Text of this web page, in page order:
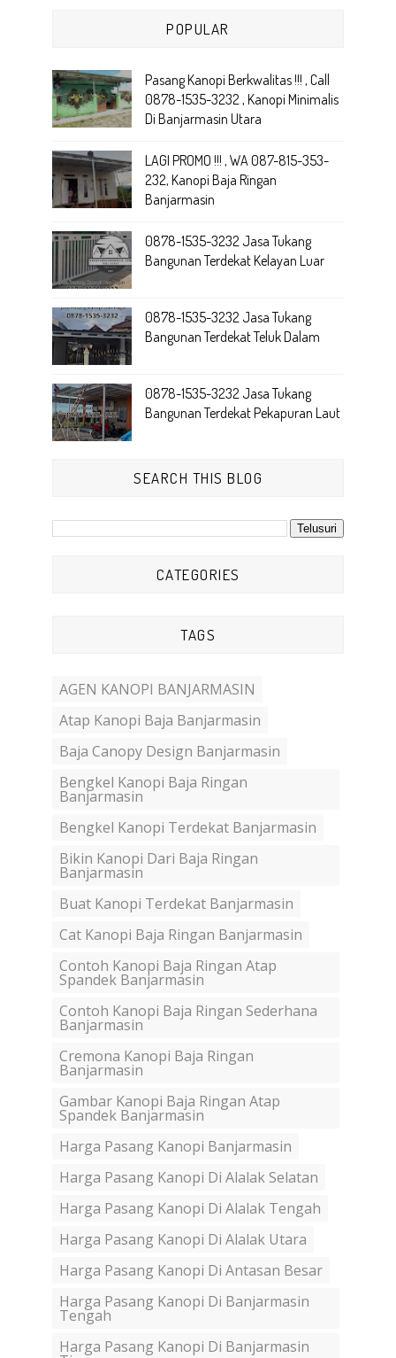
POPULAR
Pasang Kanopi Berkwalitas !!! , Call
0878-1535-3232 , Kanopi Minimalis
Di Banjarmasin Utara
LAGI PROMO !!! , WA 087-815-353-
232, Kanopi Baja Ringan
Banjarmasin
0878-1535-3232 Jasa Tukang
Bangunan Terdekat Kelayan Luar
0878-1535-3232 Jasa Tukang
Bangunan Terdekat Teluk Dalam
0878-1535-3232 Jasa Tukang
Bangunan Terdekat Pekapuran Laut
SEARCH THIS BLOG
CATEGORIES
TAGS
AGEN KANOPI BANJARMASIN
Atap Kanopi Baja Banjarmasin
Baja Canopy Design Banjarmasin
Bengkel Kanopi Baja Ringan
Banjarmasin
Bengkel Kanopi Terdekat Banjarmasin
Bikin Kanopi Dari Baja Ringan
Banjarmasin
Buat Kanopi Terdekat Banjarmasin
Cat Kanopi Baja Ringan Banjarmasin
Contoh Kanopi Baja Ringan Atap
Spandek Banjarmasin
Contoh Kanopi Baja Ringan Sederhana
Banjarmasin
Cremona Kanopi Baja Ringan
Banjarmasin
Gambar Kanopi Baja Ringan Atap
Spandek Banjarmasin
Harga Pasang Kanopi Banjarmasin
Harga Pasang Kanopi Di Alalak Selatan
Harga Pasang Kanopi Di Alalak Tengah
Harga Pasang Kanopi Di Alalak Utara
Harga Pasang Kanopi Di Antasan Besar
Harga Pasang Kanopi Di Banjarmasin
Tengah
Harga Pasang Kanopi Di Banjarmasin